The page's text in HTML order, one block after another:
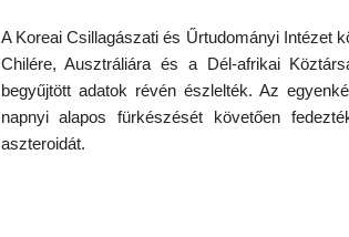
A Koreai Csillagászati és Űrtudományi Intézet
Chilére, Ausztráliára és a Dél-afrikai
begyűjtött adatok révén észlelték. Az
napnyi alapos fürkészését követően
aszteroidát.